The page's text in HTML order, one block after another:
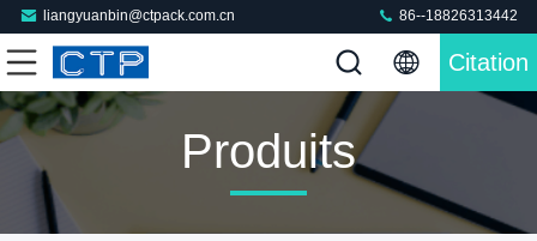
liangyuanbin@ctpack.com.cn 86--18826313442
Citation
Produits